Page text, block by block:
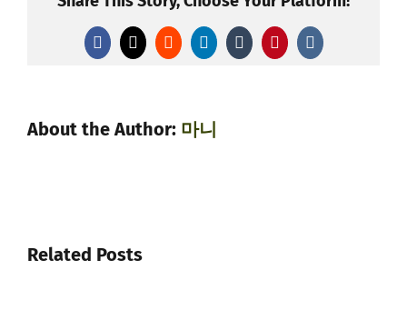
Facebook
X RedditLinkedInTumblrPinterest
Vk
About the Author: 마니
Related Posts